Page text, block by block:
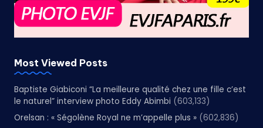
Most Viewed Posts
Baptiste Giabiconi “La meilleure qualité chez une fille c’est
le naturel” interview photo Eddy Abimbi (603,133)
Orelsan : « Ségolène Royal ne m’appelle plus » (602,836)